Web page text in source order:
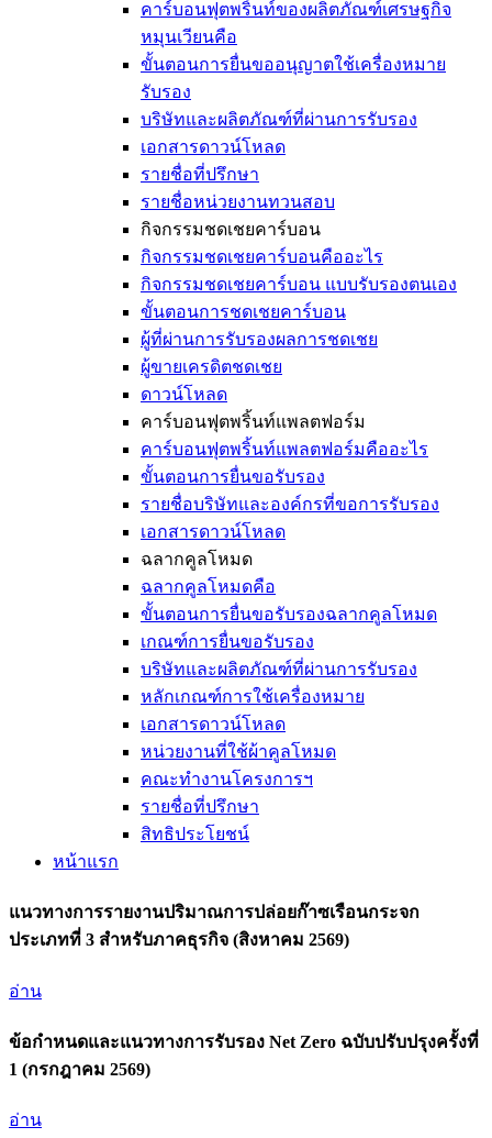
คาร์บอนฟุตพริ้นท์ของผลิตภัณฑ์เศรษฐกิจ
หมุนเวียนคือ
ขั้นตอนการยื่นขออนุญาตใช้เครื่องหมาย
รับรอง
บริษัทและผลิตภัณฑ์ที่ผ่านการรับรอง
เอกสารดาวน์โหลด
รายชื่อที่ปรึกษา
รายชื่อหน่วยงานทวนสอบ
กิจกรรมชดเชยคาร์บอน
กิจกรรมชดเชยคาร์บอนคืออะไร
กิจกรรมชดเชยคาร์บอน แบบรับรองตนเอง
ขั้นตอนการชดเชยคาร์บอน
ผู้ที่ผ่านการรับรองผลการชดเชย
ผู้ขายเครดิตชดเชย
ดาวน์โหลด
คาร์บอนฟุตพริ้นท์แพลตฟอร์ม
คาร์บอนฟุตพริ้นท์แพลตฟอร์มคืออะไร
ขั้นตอนการยื่นขอรับรอง
รายชื่อบริษัทและองค์กรที่ขอการรับรอง
เอกสารดาวน์โหลด
ฉลากคูลโหมด
ฉลากคูลโหมดคือ
ขั้นตอนการยื่นขอรับรองฉลากคูลโหมด
เกณฑ์การยื่นขอรับรอง
บริษัทและผลิตภัณฑ์ที่ผ่านการรับรอง
หลักเกณฑ์การใช้เครื่องหมาย
เอกสารดาวน์โหลด
หน่วยงานที่ใช้ผ้าคูลโหมด
คณะทำงานโครงการฯ
รายชื่อที่ปรึกษา
สิทธิประโยชน์
หน้าแรก
แนวทางการรายงานปริมาณการปล่อยก๊าซเรือนกระจก
ประเภทที่ 3 สำหรับภาคธุรกิจ (สิงหาคม 2569)
อ่าน
ข้อกำหนดและแนวทางการรับรอง Net Zero ฉบับปรับปรุงครั้งที่
1 (กรกฎาคม 2569)
อ่าน